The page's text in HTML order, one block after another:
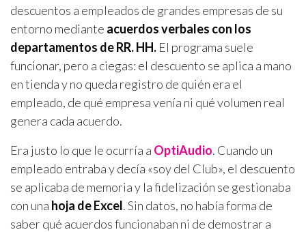
descuentos a empleados de grandes empresas de su
entorno mediante acuerdos verbales con los
departamentos de RR. HH. El programa suele
funcionar, pero a ciegas: el descuento se aplica a mano
en tienda y no queda registro de quién era el
empleado, de qué empresa venía ni qué volumen real
genera cada acuerdo.
Era justo lo que le ocurría a OptiAudio. Cuando un
empleado entraba y decía «soy del Club», el descuento
se aplicaba de memoria y la fidelización se gestionaba
con una hoja de Excel. Sin datos, no había forma de
saber qué acuerdos funcionaban ni de demostrar a